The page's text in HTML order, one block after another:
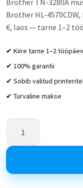
Brother TN-3280A
Brother HL-4570CDW,
€, laos — tarne 1–2
✔ Kiire tarne 1–2
✔ 100% garantii
✔ Sobib valitud
✔ Turvaline makse